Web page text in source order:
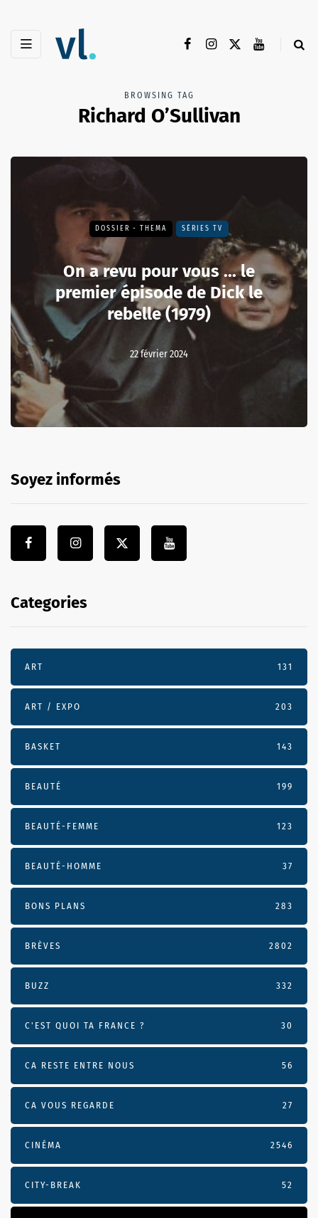
BROWSING TAG
Richard O’Sullivan
DOSSIER - THEMA SÉRIES TV
On a revu pour vous ... le
premier épisode de Dick le
rebelle (1979)
22 février 2024
Soyez informés
Categories
ART 131
ART / EXPO 203
BASKET 143
BEAUTÉ 199
BEAUTÉ-FEMME 123
BEAUTÉ-HOMME 37
BONS PLANS 283
BRÈVES 2802
BUZZ 332
C'EST QUOI TA FRANCE ? 30
CA RESTE ENTRE NOUS 56
CA VOUS REGARDE 27
CINÉMA 2546
CITY-BREAK 52